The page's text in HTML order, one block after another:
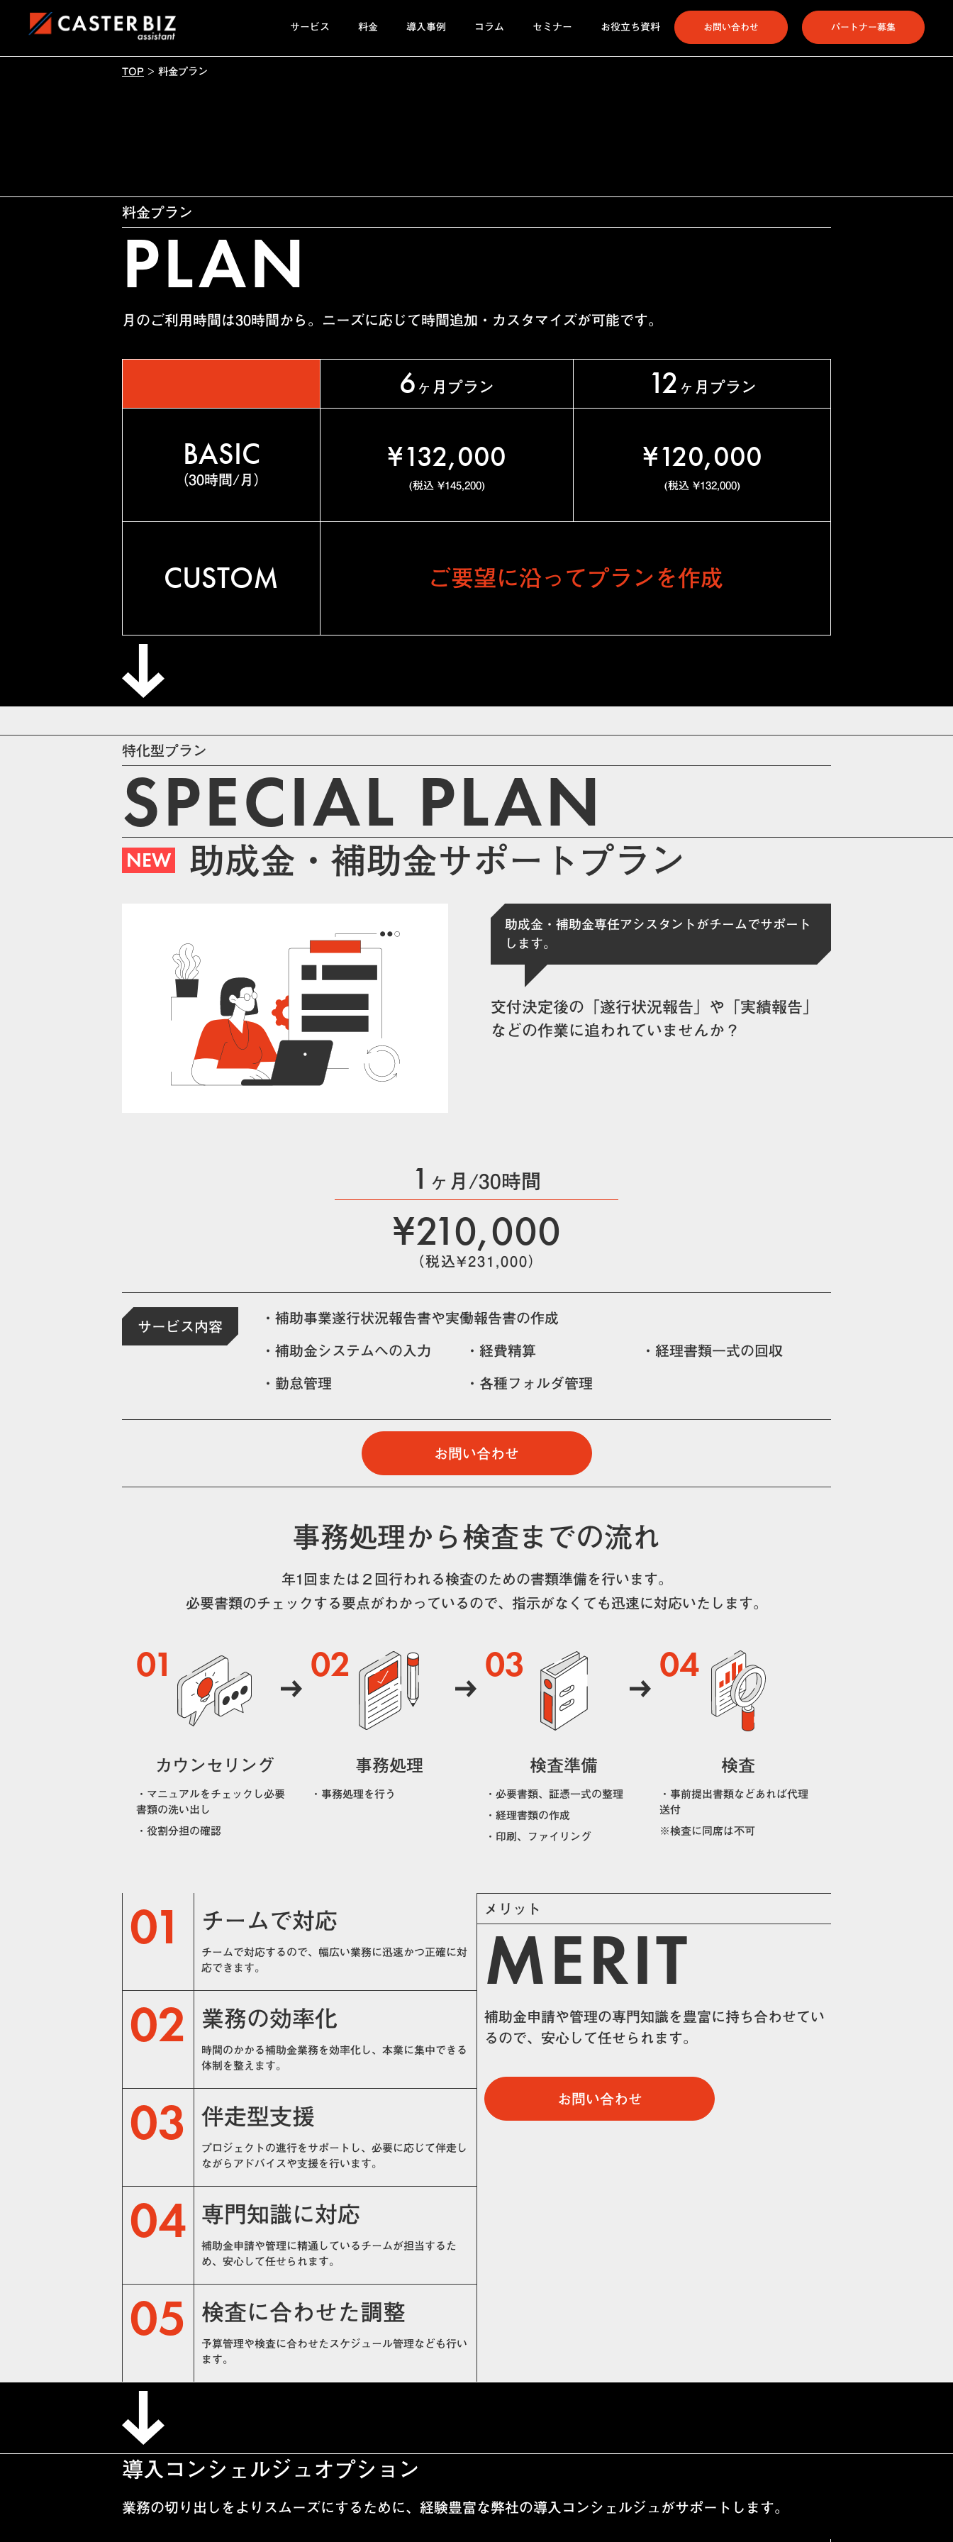
サービス 料金 導入事例 コラム セミナー お役立ち資料 お問い合わせ パートナー募集
TOP > 料金プラン
料金プラン
PLAN
月のご利用時間は30時間から。ニーズに応じて時間追加・カスタマイズが可能です。
6 ヶ月プラン 12 ヶ月プラン
BASIC
（30時間/月）
¥132,000
(税込 ¥145,200)
¥120,000
(税込 ¥132,000)
CUSTOM ご要望に沿ってプランを作成
特化型プラン
SPECIAL PLAN
NEW 助成金・ 補助金サポートプラン
助成金・補助金専任アシスタントがチームでサポート
します。
交付決定後の「遂行状況報告」や「実績報告」
などの作業に追われていませんか？
1 ヶ月/30時間
¥210,000
（税込¥231,000）
サービス内容
・補助事業遂行状況報告書や実働報告書の作成
・補助金システムへの入力 ・経費精算 ・経理書類一式の回収
・勤怠管理 ・各種フォルダ管理
お問い合わせ
事務処理から検査までの流れ
年1回または２回行われる検査のための書類準備を行います。
必要書類のチェックする要点がわかっているので、指示がなくても迅速に対応いたします。
01
カウンセリング
・マニュアルをチェックし必要
書類の洗い出し
・役割分担の確認
02
事務処理
・事務処理を行う
03
検査準備
・必要書類、証憑一式の整理
・経理書類の作成
・印刷、ファイリング
04
検査
・事前提出書類などあれば代理
送付
※検査に同席は不可
メリット
MERIT
補助金申請や管理の専門知識を豊富に持ち合わせてい
るので、安心して任せられます。
お問い合わせ
01 チームで対応
チームで対応するので、幅広い業務に迅速かつ正確に対
応できます。
02 業務の効率化
時間のかかる補助金業務を効率化し、本業に集中できる
体制を整えます。
03 伴走型支援
プロジェクトの進行をサポートし、必要に応じて伴走し
ながらアドバイスや支援を行います。
04 専門知識に対応
補助金申請や管理に精通しているチームが担当するた
め、安心して任せられます。
05 検査に合わせた調整
予算管理や検査に合わせたスケジュール管理なども行い
ます。
導入コンシェルジュオプション
業務の切り出しをよりスムーズにするために、経験豊富な弊社の導入コンシェルジュがサポートします。